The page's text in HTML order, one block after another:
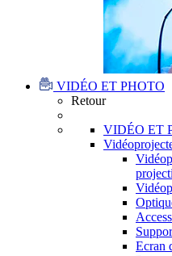
VIDÉO ET PHOTO
Retour
VIDÉO ET
Ecran